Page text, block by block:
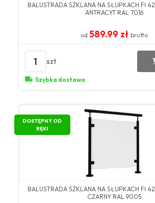
BALUSTRADA SZKLANA NA SŁUPKACH FI
ANTRACYT RAL 7016
od 589.99 zł brutto
1 szt
Szybka dostawa
DOSTĘPNY OD
RĘKI
BALUSTRADA SZKLANA NA SŁUPKACH FI
CZARNY RAL 9005